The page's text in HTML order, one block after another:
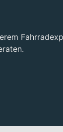
für
Ultegra
vorne
einzunehmen